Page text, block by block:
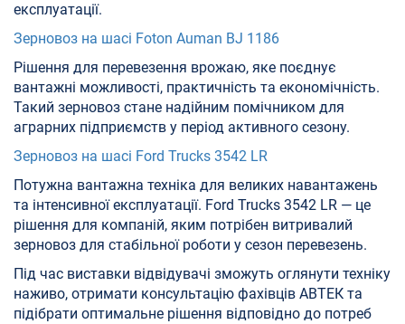
експлуатації.
Зерновоз на шасі Foton Auman BJ 1186
Рішення для перевезення врожаю, яке поєднує
вантажні можливості, практичність та економічність.
Такий зерновоз стане надійним помічником для
аграрних підприємств у період активного сезону.
Зерновоз на шасі Ford Trucks 3542 LR
Потужна вантажна техніка для великих навантажень
та інтенсивної експлуатації. Ford Trucks 3542 LR — це
рішення для компаній, яким потрібен витривалий
зерновоз для стабільної роботи у сезон перевезень.
Під час виставки відвідувачі зможуть оглянути техніку
наживо, отримати консультацію фахівців АВТЕК та
підібрати оптимальне рішення відповідно до потреб